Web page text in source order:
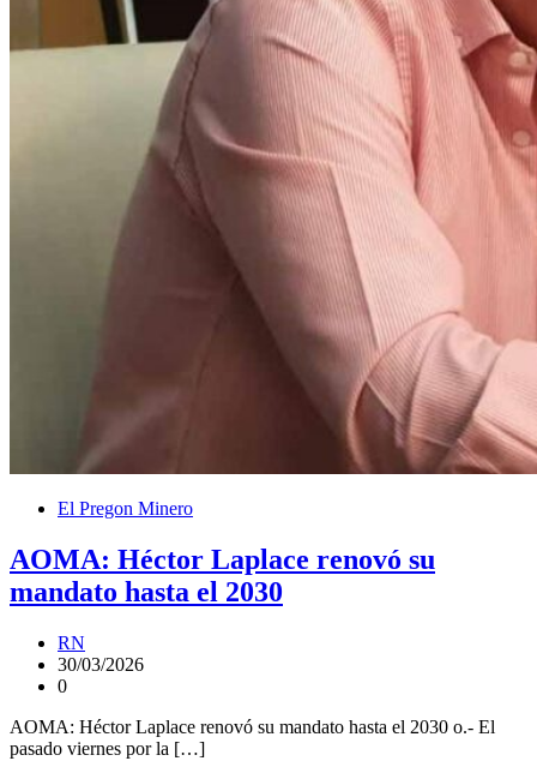
El Pregon Minero
AOMA: Héctor Laplace renovó su
mandato hasta el 2030
RN
30/03/2026
0
AOMA: Héctor Laplace renovó su mandato hasta el 2030 o.- El
pasado viernes por la […]